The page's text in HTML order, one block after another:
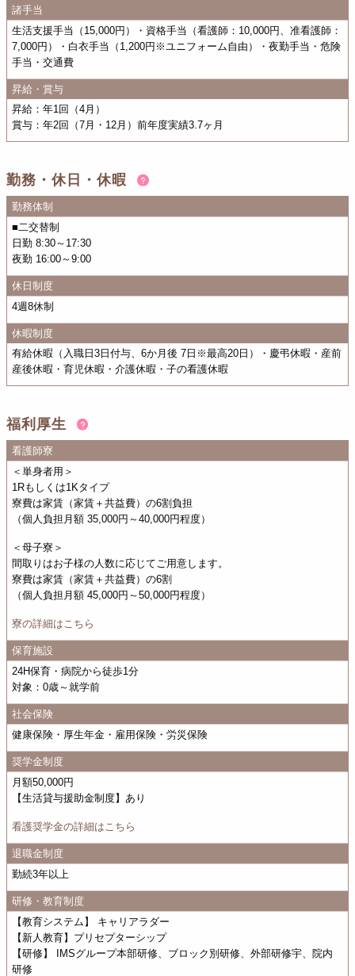
諸手当
生活支援手当（15,000円）・資格手当（看護師：10,000円、准看護師：
7,000円）・白衣手当（1,200円※ユニフォーム自由）・夜勤手当・危険
手当・交通費
昇給・賞与
昇給：年1回（4月）
賞与：年2回（7月・12月）前年度実績3.7ヶ月
勤務・休日・休暇
勤務体制
■二交替制
日勤 8:30～17:30
夜勤 16:00～9:00
休日制度
4週8休制
休暇制度
有給休暇（入職日3日付与、6か月後 7日※最高20日）・慶弔休暇・産前
産後休暇・育児休暇・介護休暇・子の看護休暇
福利厚生
看護師寮
＜単身者用＞
1Rもしくは1Kタイプ
寮費は家賃（家賃＋共益費）の6割負担
（個人負担月額 35,000円～40,000円程度）
＜母子寮＞
間取りはお子様の人数に応じてご用意します。
寮費は家賃（家賃＋共益費）の6割
（個人負担月額 45,000円～50,000円程度）
寮の詳細はこちら
保育施設
24H保育・病院から徒歩1分
対象：0歳～就学前
社会保険
健康保険・厚生年金・雇用保険・労災保険
奨学金制度
月額50,000円
【生活貸与援助金制度】あり
看護奨学金の詳細はこちら
退職金制度
勤続3年以上
研修・教育制度
【教育システム】 キャリアラダー
【新人教育】プリセプターシップ
【研修】 IMSグループ本部研修、ブロック別研修、外部研修宇、院内
研修